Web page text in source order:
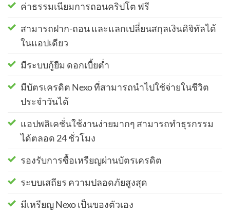
ค่าธรรมเนียมการถอนคริปโต ฟรี
สามารถฝาก-ถอน และแลกเปลี่ยนสกุลเงินดิจิทัลได้
ในแอปเดียว
มีระบบกู้ยืม ดอกเบี้ยต่ำ
มีบัตรเครดิต Nexo ที่สามารถนำไปใช้จ่ายในชีวิต
ประจำวันได้
แอปพลิเคชั่นใช้งานง่ายมากๆ สามารถทำธุรกรรม
ได้ตลอด 24 ชั่วโมง
รองรับการซื้อเหรียญผ่านบัตรเครดิต
ระบบเสถียร ความปลอดภัยสูงสุด
มีเหรียญ Nexo เป็นของตัวเอง